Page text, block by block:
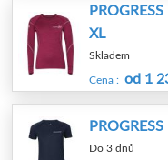
XL
Skladem
Cena : od 1
Do 3 dnů